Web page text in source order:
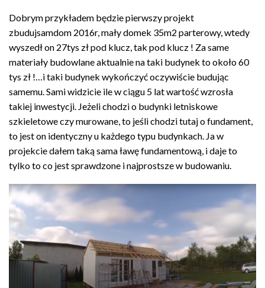
Dobrym przykładem będzie pierwszy projekt
zbudujsamdom 2016r, mały domek 35m2 parterowy, wtedy
wyszedł on 27tys zł pod klucz, tak pod klucz ! Za same
materiały budowlane aktualnie na taki budynek to około 60
tys zł !…i taki budynek wykończyć oczywiście budując
samemu. Sami widzicie ile w ciągu 5 lat wartość wzrosła
takiej inwestycji. Jeżeli chodzi o budynki letniskowe
szkieletowe czy murowane, to jeśli chodzi tutaj o fundament,
to jest on identyczny u każdego typu budynkach. Ja w
projekcie dałem taką sama ławę fundamentową, i daje to
tylko to co jest sprawdzone i najprostsze w budowaniu.